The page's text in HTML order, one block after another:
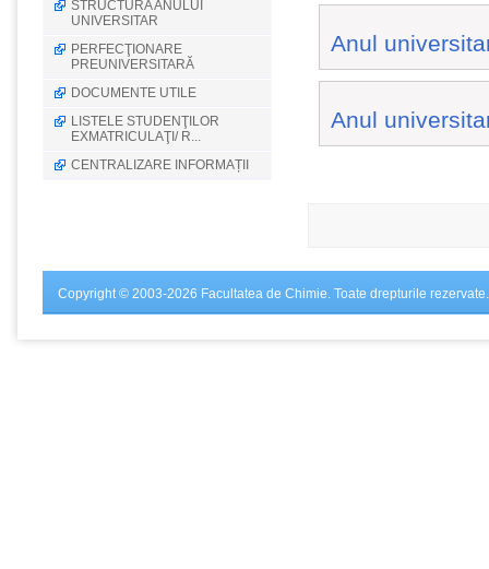
STRUCTURA ANULUI
UNIVERSITAR
PERFECŢIONARE
PREUNIVERSITARĂ
DOCUMENTE UTILE
LISTELE STUDENŢILOR
EXMATRICULAŢI/ R...
CENTRALIZARE INFORMAȚII
Anul
Anul
Copyright © 2003-2026 Facultatea de Chimie. Toate drepturile